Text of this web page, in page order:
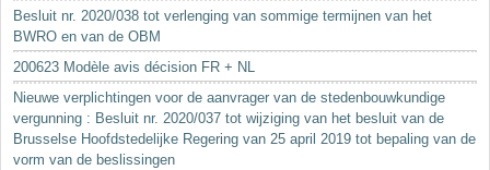
Besluit nr. 2020/038 tot verlenging van sommige termijnen van het
BWRO en van de OBM
200623 Modèle avis décision FR + NL
Nieuwe verplichtingen voor de aanvrager van de stedenbouwkundige
vergunning : Besluit nr. 2020/037 tot wijziging van het besluit van de
Brusselse Hoofdstedelijke Regering van 25 april 2019 tot bepaling van de
vorm van de beslissingen